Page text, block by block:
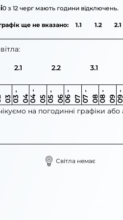
0 з 12 черг мають години відключень.
ще не вказано: 1.1 1.2 2.1
2.1 2.2 3.1
2
3 0 3
-
0 4 0 4
-
0 5 0 5
-
0 6 0 6
-
0 7 0 7
-
0 8 0 8
-
0 9 0
9
-
1
на погодинні графіки
Світла немає